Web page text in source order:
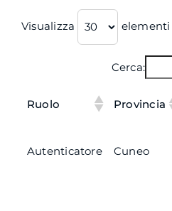
Visualizza elementi
Cerca:
Ruolo Provincia
Autenticatore Cuneo